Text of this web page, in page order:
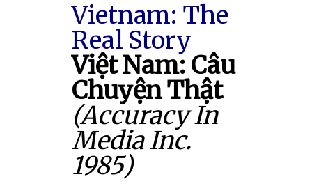
Vietnam: The
Real Story
Việt Nam: Câu
Chuyện Thật
(Accuracy In
Media Inc.
1985)